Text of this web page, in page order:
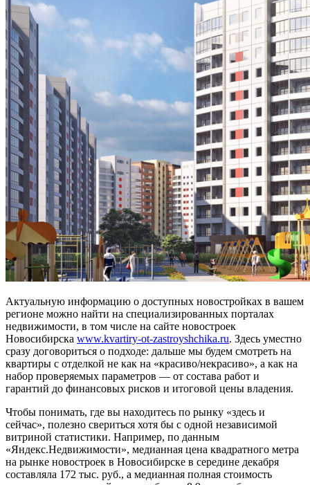
Актуальную информацию о доступных новостройках в вашем
регионе можно найти на специализированных порталах
недвижимости, в том числе на сайте новостроек
Новосибирска www.kvartiry-ot-zastroyshchika.ru. Здесь уместно
сразу договориться о подходе: дальше мы будем смотреть на
квартиры с отделкой не как на «красиво/некрасиво», а как на
набор проверяемых параметров — от состава работ и
гарантий до финансовых рисков и итоговой цены владения.
Чтобы понимать, где вы находитесь по рынку «здесь и
сейчас», полезно свериться хотя бы с одной независимой
витриной статистики. Например, по данным
«Яндекс.Недвижимости», медианная цена квадратного метра
на рынке новостроек в Новосибирске в середине декабря
составляла 172 тыс. руб., а медианная полная стоимость